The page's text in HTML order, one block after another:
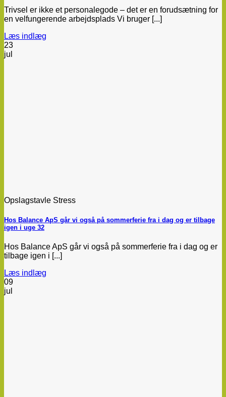
Trivsel er ikke et personalegode – det er en forudsætning for
en velfungerende arbejdsplads Vi bruger [...]
Læs indlæg
23
jul
Opslagstavle Stress
Hos Balance ApS går vi også på sommerferie fra i dag og er tilbage
igen i uge 32
Hos Balance ApS går vi også på sommerferie fra i dag og er
tilbage igen i [...]
Læs indlæg
09
jul